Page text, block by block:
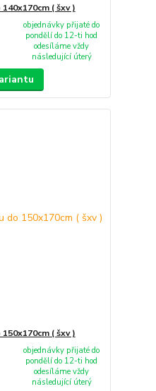
( šxv )
objednávky přijaté do
pondělí do 12-ti hod
odesíláme vždy
následující úterý
( šxv )
objednávky přijaté do
pondělí do 12-ti hod
odesíláme vždy
následující úterý